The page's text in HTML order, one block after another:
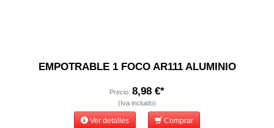
EMPOTRABLE 1 FOCO AR111 ALUMINIO
Precio: 8,98 €*
(Iva incluido)
Ver detalles Comprar